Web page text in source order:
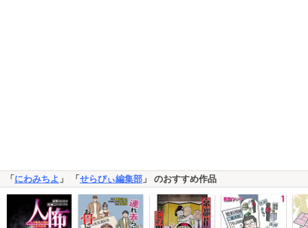
「にわみちよ 」 「せらびぃ編集部 」 のおすすめ作品